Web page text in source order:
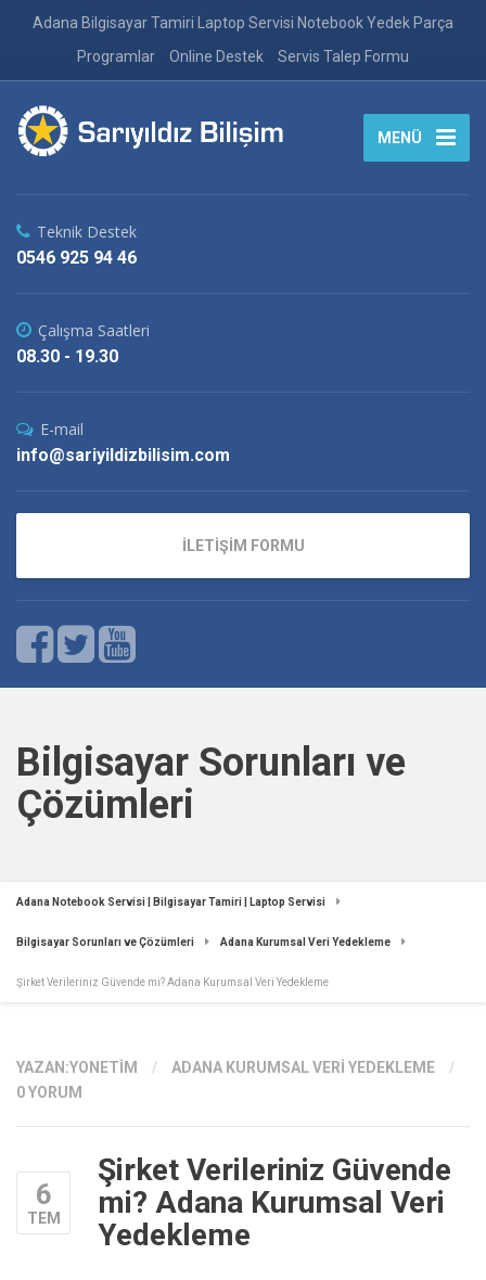
Adana Bilgisayar Tamiri Laptop Servisi Notebook Yedek Parça
Programlar
Online Destek Servis Talep Formu
MENÜ
Teknik Destek
0546 925 94 46
Çalışma Saatleri
08.30 - 19.30
E-mail
info@sariyildizbilisim.com
İLETİŞİM FORMU
Bilgisayar Sorunları ve
Çözümleri
Adana Notebook Servisi | Bilgisayar Tamiri | Laptop Servisi
Bilgisayar Sorunları ve Çözümleri Adana Kurumsal Veri Yedekleme
Şirket Verileriniz Güvende mi? Adana Kurumsal Veri Yedekleme
YAZAN:YONETIM / ADANA KURUMSAL VERI YEDEKLEME
/
0 YORUM
6
TEM
Şirket Verileriniz Güvende
mi? Adana Kurumsal Veri
Yedekleme